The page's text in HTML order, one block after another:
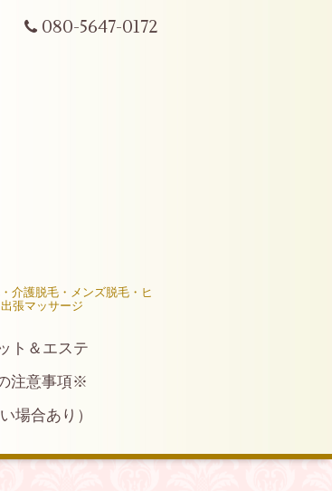
080-5647-0172
介護脱毛・メンズ脱毛・ヒ
張マッサージ
ト＆エステ
注意事項※
場合あり）